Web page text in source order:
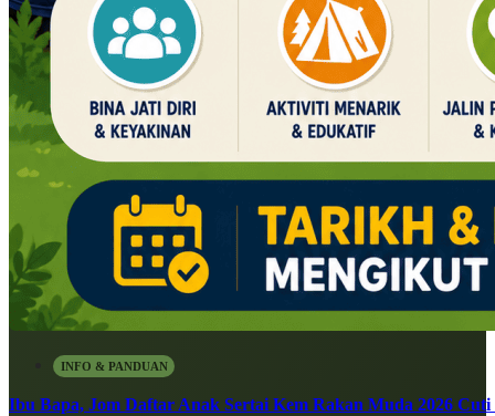
INFO & PANDUAN
Ibu Bapa, Jom Daftar Anak Sertai Kem Rakan Muda 2026